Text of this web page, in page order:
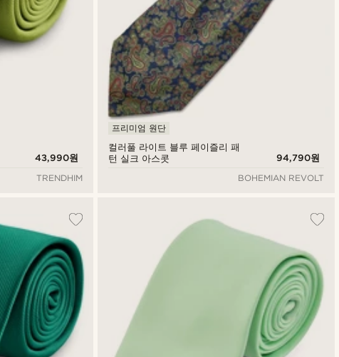
43,990원
TRENDHIM
컬러풀 라이트 블루 페이즐리 패
턴 실크 아스콧
프리미엄 원단
94,790원
BOHEMIAN REVOLT